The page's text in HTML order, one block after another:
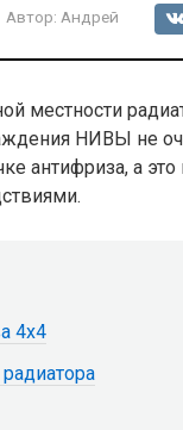
Автор: Андрей
местности
НИВЫ не
антифриза, а
4х4